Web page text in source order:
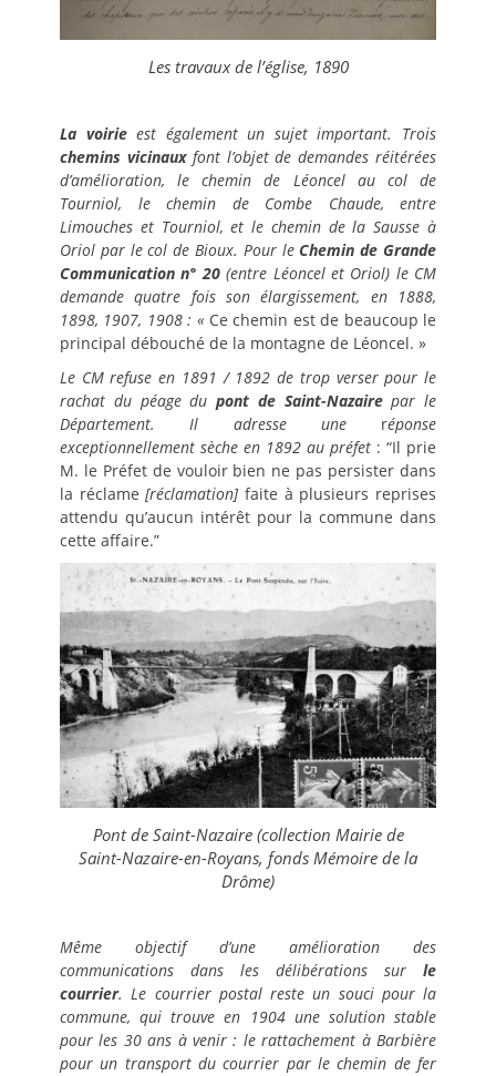
Les travaux de l’église, 1890
La voirieest également un sujet important. Trois
chemins vicinauxfont l’objet de demandes réitérées
d’amélioration, le chemin de Léoncel au col de
Tourniol, le chemin de Combe Chaude, entre
Limouches et Tourniol, et le chemin de la Sausse à
Oriol par le col de Bioux. Pour le Chemin de Grande
Communication n° 20(entre Léoncel et Oriol) le CM
demande quatre fois son élargissement, en 1888,
1898, 1907, 1908 : « Ce chemin est de beaucoup le
principal débouché de la montagne de Léoncel. »
Le CM refuse en 1891 / 1892 de trop verser pour le
rachat du péage du pont de Saint-Nazairepar le
Département. Il adresse une réponse
exceptionnellement sèche en 1892 au préfet : “Il prie
M. le Préfet de vouloir bien ne pas persister dans
la réclame[réclamation] faite à plusieurs reprises
attendu qu’aucun intérêt pour la commune dans
cette affaire.”
Pont de Saint-Nazaire (collection Mairie de
Saint-Nazaire-en-Royans, fonds Mémoire de la
Drôme)
Même objectif d’une amélioration des
communications dans les délibérations sur le
courrier. Le courrier postal reste un souci pour la
commune, qui trouve en 1904 une solution stable
pour les 30 ans à venir : le rattachement à Barbière
pour un transport du courrier par le chemin de fer